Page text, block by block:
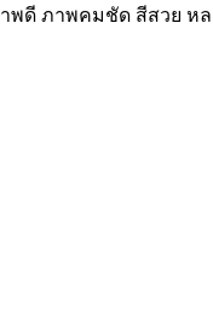
พดี ภาพคมชัด สีสวย ห